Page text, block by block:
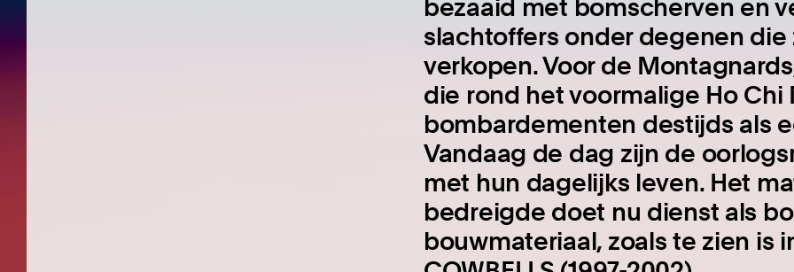
bezaaid met bomscherven en
slachtoffers onder degenen
verkopen. Voor de
die rond het voormalige Ho
bombardementen destijds als
Vandaag de dag zijn de
met hun dagelijks leven. Het
bedreigde doet nu dienst als
bouwmateriaal, zoals te zien is